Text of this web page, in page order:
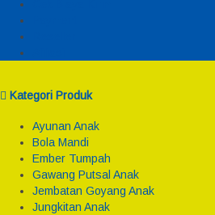
Kategori Produk
Ayunan Anak
Bola Mandi
Ember Tumpah
Gawang Putsal Anak
Jembatan Goyang Anak
Jungkitan Anak